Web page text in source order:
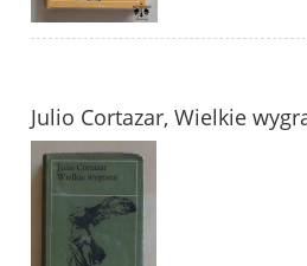
Julio Cortazar, Wielkie